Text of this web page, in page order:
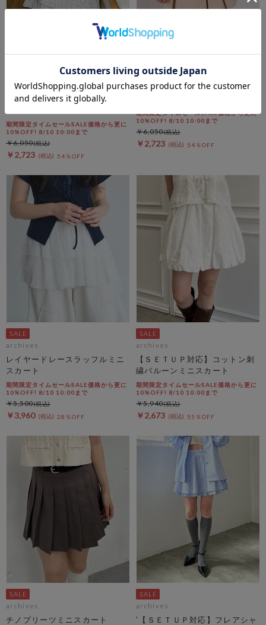
archives
ドットフリルティアードミニＳ
期間限定タイムセールSALE価格から更に
10%OFF! 8/10 10:00まで
￥2,723 54％OFF
￥6,050
archives
期間限定タイムセールSALE価格から更に
10%OFF! 8/10 10:00まで
￥2,723 54％OFF
￥6,050
archives
レイヤードレースラッフルミニ
スカート
期間限定タイムセールSALE価格から更に
10%OFF! 8/10 10:00まで
￥3,960 28％OFF
￥5,500
archives
【ＳＥＴＵＰ対応】コットン刺
繍バルーンミニスカート
期間限定タイムセールSALE価格から更に
10%OFF! 8/10 10:00まで
￥2,673 55％OFF
￥5,940
archives
チノプリーツミニスカート
archives
’【ＳＥＴＵＰ対応】フレアシャ